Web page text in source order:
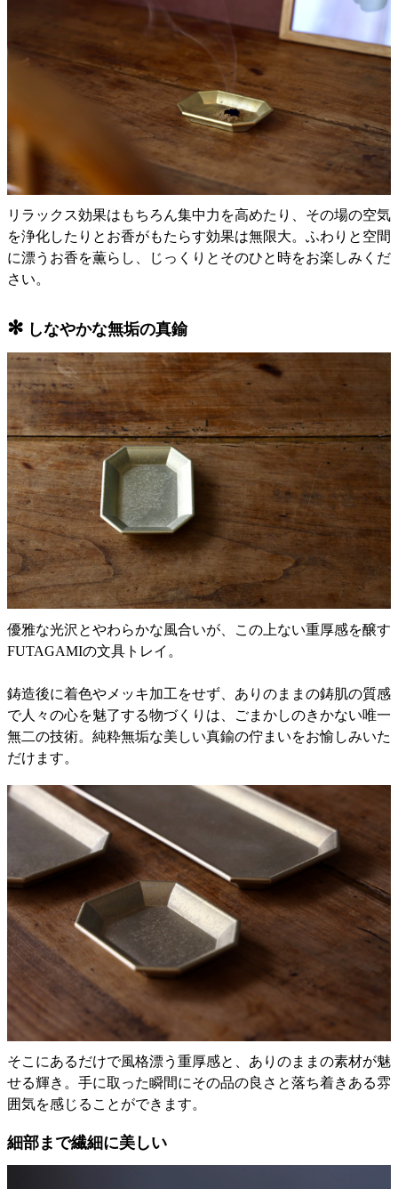
リラックス効果はもちろん集中力を高めたり、その場の空気
を浄化したりとお香がもたらす効果は無限大。ふわりと空間
に漂うお香を薫らし、じっくりとそのひと時をお楽しみくだ
さい。
✻ しなやかな無垢の真鍮
優雅な光沢とやわらかな風合いが、この上ない重厚感を醸す
FUTAGAMIの文具トレイ。
鋳造後に着色やメッキ加工をせず、ありのままの鋳肌の質感
で人々の心を魅了する物づくりは、ごまかしのきかない唯一
無二の技術。純粋無垢な美しい真鍮の佇まいをお愉しみいた
だけます。
そこにあるだけで風格漂う重厚感と、ありのままの素材が魅
せる輝き。手に取った瞬間にその品の良さと落ち着きある雰
囲気を感じることができます。
細部まで繊細に美しい